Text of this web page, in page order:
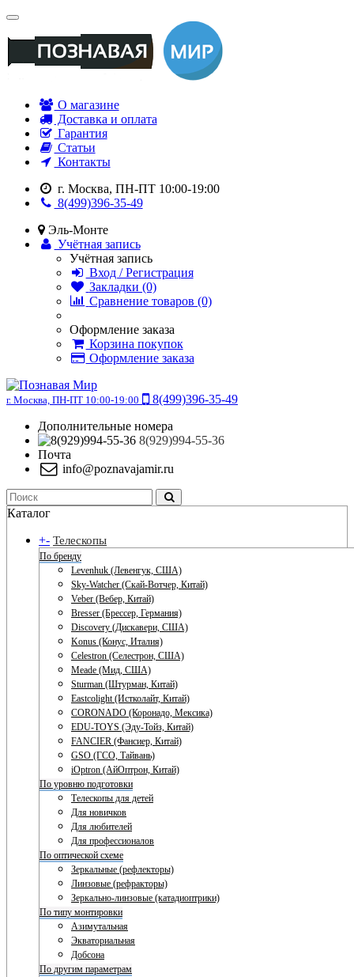
О магазине
Доставка и оплата
Гарантия
Статьи
Контакты
г. Москва, ПН-ПТ 10:00-19:00
8(499)396-35-49
Эль-Монте
Учётная запись
Учётная запись
Вход / Регистрация
Закладки (0)
Сравнение товаров (0)
Оформление заказа
Корзина покупок
Оформление заказа
г. Москва, ПН-ПТ 10:00-19:00
8(499)396-35-49
Дополнительные номера
8(929)994-55-36
Почта
info@poznavajamir.ru
Каталог
+- Телескопы
По бренду
Levenhuk (Левенгук, США)
Sky-Watcher (Скай-Вотчер, Китай)
Veber (Вебер, Китай)
Bresser (Брессер, Германия)
Discovery (Дискавери, США)
Konus (Конус, Италия)
Celestron (Селестрон, США)
Meade (Мид, США)
Sturman (Штурман, Китай)
Eastcolight (Истколайт, Китай)
CORONADO (Коронадо, Мексика)
EDU-TOYS (Эду-Тойз, Китай)
FANCIER (Фансиер, Китай)
GSO (ГСО, Тайвань)
iOptron (АйОптрон, Китай)
По уровню подготовки
Телескопы для детей
Для новичков
Для любителей
Для профессионалов
По оптической схеме
Зеркальные (рефлекторы)
Линзовые (рефракторы)
Зеркально-линзовые (катадиоптрики)
По типу монтировки
Азимутальная
Экваториальная
Добсона
По другим параметрам